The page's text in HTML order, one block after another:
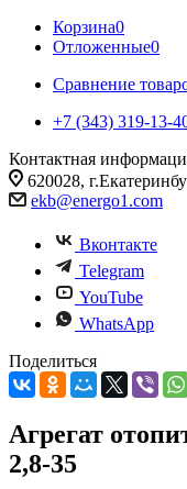
Корзина0
Отложенные0
Сравнение
+7 (343) 319-13-
Контактная
620028,
ekb@energo1.com
Вконтакте
Telegram
YouTube
WhatsApp
Поделиться
Агрегат
2,8-35